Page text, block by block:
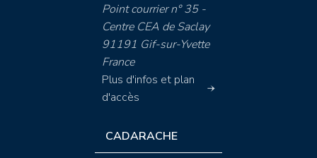
Point courrier n° 35 -
Centre CEA de Saclay
91191 Gif-sur-Yvette
France
Plus d'infos et plan
d'accès
CADARACHE